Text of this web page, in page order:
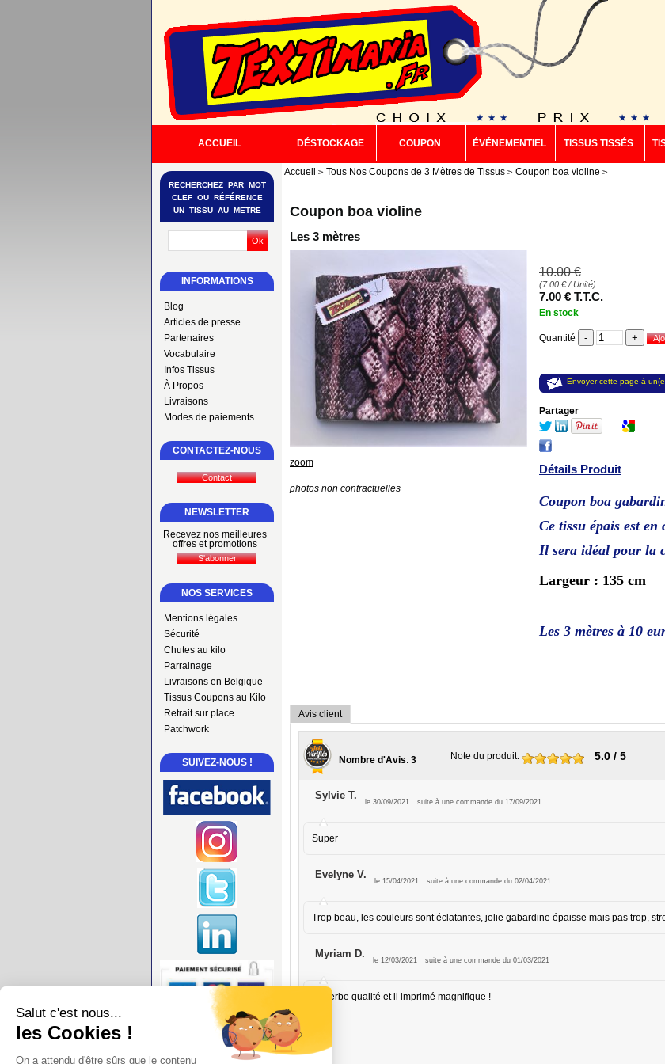
ACCUEIL DÉSTOCKAGE COUPON ÉVÉNEMENTIEL TISSUS TISSÉS
INFORMATIONS
Blog
Articles de presse
Partenaires
Vocabulaire
Infos Tissus
À Propos
Livraisons
Modes de paiements
RECHERCHEZ PAR MOT
CLEF OU RÉFÉRENCE
UN TISSU AU METRE
CONTACTEZ-NOUS
NEWSLETTER
Recevez nos meilleures
offres et promotions
NOS SERVICES
Mentions légales
Sécurité
Chutes au kilo
Parrainage
Livraisons en Belgique
Tissus Coupons au Kilo
Retrait sur place
Patchwork
SUIVEZ-NOUS !
Accueil Tous Nos Coupons de 3 Mètres de Tissus Coupon boa violine
Coupon boa violine
Les 3 mètres
zoom
photos non contractuelles
10.00 €
(7.00 €/ Unité)
7.00 € T.T.C.
En stock
Quantité
Envoyer cette page à
Partager
Détails Produit
Coupon boa
Ce tissu épais est en
Il sera idéal pour la
Largeur : 135 cm
Les 3 mètres à 10
Avis client
Nombre d'Avis: 3 Note du produit: 5.0 / 5
Sylvie T.
le 30/09/2021 suite à une commande du 17/09/2021
Super
Evelyne V.
le 15/04/2021 suite à une commande du 02/04/2021
Trop beau, les couleurs sont éclatantes, jolie gabardine épaisse mais pas trop,
Myriam D.
le 12/03/2021 suite à une commande du 01/03/2021
Superbe qualité et il imprimé magnifique !
Salut c'est nous...
les Cookies !
On a attendu d'être sûrs que le contenu